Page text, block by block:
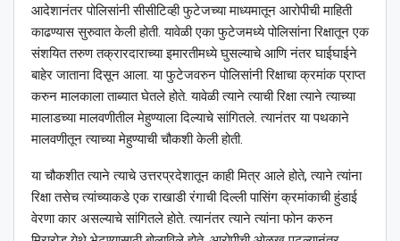
आदेशानंतर पोलिसांनी सीसीटिव्ही फुटेजच्या माध्यमातून आरोपीची माहिती
काढण्यास सुरुवात केली होती. यावेळी एका फुटेजमध्ये पोलिसांना रिक्षातून एक
संशयित तरुण तक्रारदाराच्या इमारतीमध्ये घुसल्याचे आणि नंतर घाईघाईने
बाहेर जाताना दिसून आला. या फुटेजवरुन पोलिसांनी रिक्षाचा क्रमांक प्राप्त
करुन मालकाला ताब्यात घेतले होते. यावेळी त्याने त्याची रिक्षा त्याने त्याच्या
मालाडच्या मालवणीतील मेहुण्याला दिल्याचे सांगितले. त्यानंतर या पथकाने
मालवणीतून त्याच्या मेहुण्याची चौकशी केली होती.
या चौकशीत त्याने त्याचे उत्तरप्रदेशातून काही मित्र आले होते, त्याने त्यांना
रिक्षा तसेच त्यांच्याकडे एक राखाडी रंगाची दिल्ली पासिंग क्रमांकाची हुंडाई
वेरणा कार असल्याचे सांगितले होते. त्यानंतर त्याने त्यांना फोन करुन